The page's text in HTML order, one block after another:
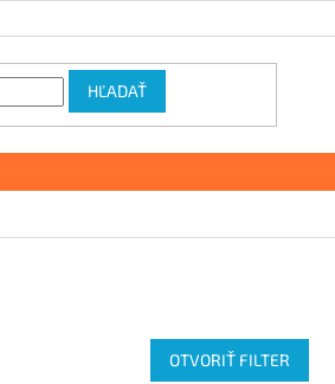
HĽADAŤ
OTVORIŤ FILTER